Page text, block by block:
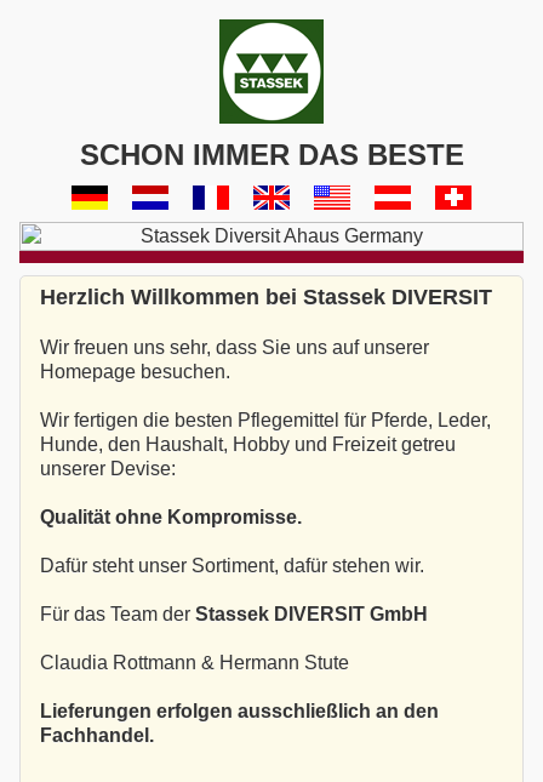
SCHON IMMER DAS BESTE
Herzlich Willkommen bei Stassek DIVERSIT
Wir freuen uns sehr, dass Sie uns auf unserer
Homepage besuchen.
Wir fertigen die besten Pflegemittel für Pferde, Leder,
Hunde, den Haushalt, Hobby und Freizeit getreu
unserer Devise:
Qualität ohne Kompromisse.
Dafür steht unser Sortiment, dafür stehen wir.
Für das Team der Stassek DIVERSIT GmbH
Claudia Rottmann & Hermann Stute
Lieferungen erfolgen ausschließlich an den
Fachhandel.